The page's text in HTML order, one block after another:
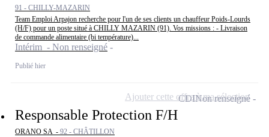
91 - CHILLY-MAZARIN
Team Emploi Arpajon recherche pour l'un de ses clients un chauffeur Poids-Lourds
(H/F) pour un poste situé à CHILLY MAZARIN (91). Vos missions : - Livraison
de commande alimentaire (bi température)...
Intérim - Non renseigné
Publié hier
Responsable Protection F/H
ORANO SA - 92 - CHÂTILLON
CDINon renseigné
Ajouter cette offre à ma sélection